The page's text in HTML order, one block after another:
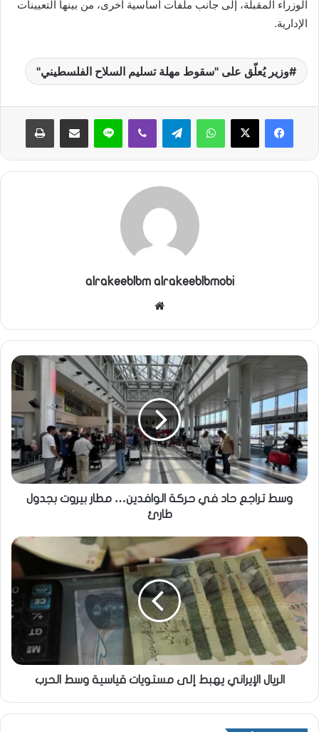
الوزراء المقبلة، إلى جانب ملفات أساسية أخرى، من بينها التعيينات
الإدارية.
وزير يُعلّق على "سقوط مهلة تسليم السلاح الفلسطيني"
واتساب تيلقرام ڤايبر لاين مشاركة عبر البريد طباعة
alrakeeblbm alrakeeblbmobi
وسط تراجع حاد في حركة الوافدين… مطار بيروت بجدول
طارئ
الريال الإيراني يهبط إلى مستويات قياسية وسط الحرب